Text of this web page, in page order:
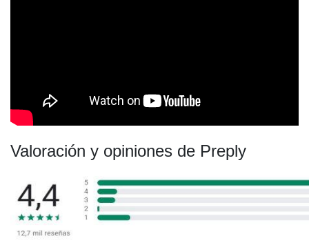
Valoración y opiniones de Preply